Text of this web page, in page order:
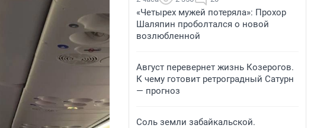
«Четырех мужей потеряла»: Прохор
Шаляпин проболтался о новой
возлюбленной
Август перевернет жизнь Козерогов.
К чему готовит ретроградный Сатурн
— прогноз
Соль земли забайкальской.